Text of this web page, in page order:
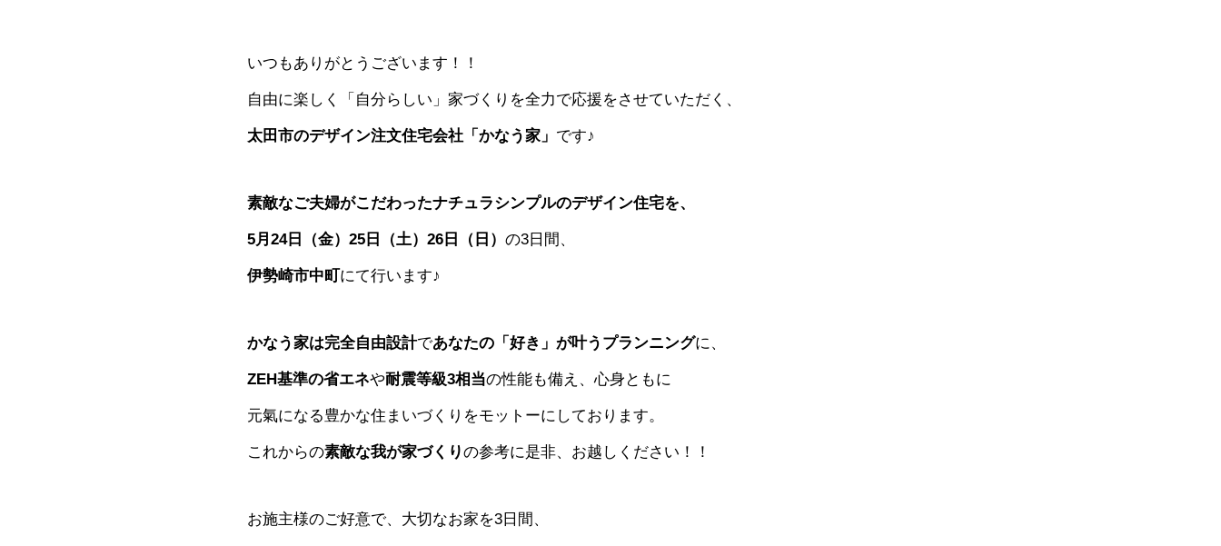
いつもありがとうございます！！
自由に楽しく「自分らしい」家づくりを全力で応援をさせていただく、
太田市のデザイン注文住宅会社「かなう家」 です♪
素敵なご夫婦がこだわったナチュラシンプルのデザイン住宅を、
5月24日（金）25日（土）26日（日） の3日間、
伊勢崎市中町にて行います♪
かなう家は完全自由設計であなたの「好き」が叶うプランニングに、
ZEH基準の省エネや耐震等級3相当の性能も備え、心身ともに
元氣になる豊かな住まいづくりをモットーにしております。
これからの素敵な我が家づくりの参考に是非、お越しください！！
お施主様のご好意で、大切なお家を3日間、